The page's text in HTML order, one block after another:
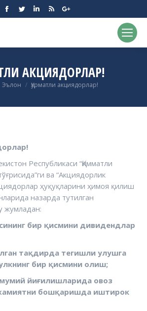
FacebookTwitterLinkedin
Rss Google+
АКЦИЯДОРЛАР!
here:
Эълон Ҳурматли акциядорлар!
Республикаси “Қимматли
ва “Акциядорлик
ҳуқуқларини ҳимоя қилиш
назарда тутилган
жумладан:
бир қисмини дивидендлар
тақдирда тегишли улушга
бир қисмини олиш;
йиғилишларида овоз
бошқаришда иштирок